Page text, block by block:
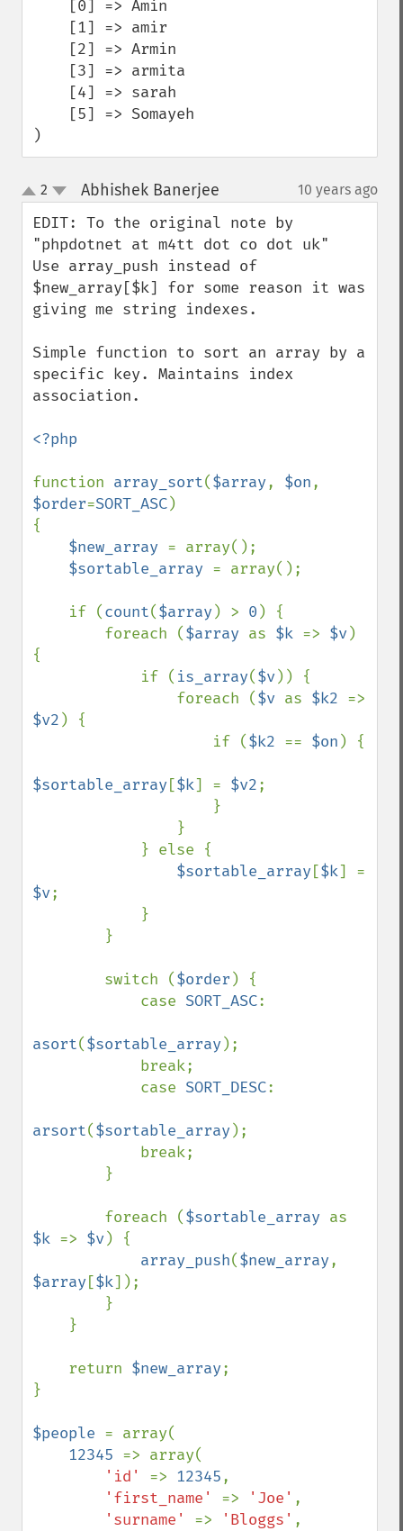
)
up
down
2 Abhishek Banerjee 10 years ago
EDIT: To the original note by
"phpdotnet at m4tt dot co dot uk"
Use array_push instead of
$new_array[$k] for some reason it was
giving me string indexes.
Simple function to sort an array by a
specific key. Maintains index
association.
<?php
function array_sort($array, $on
$order=SORT_ASC)
{
$new_array = array();
$sortable_array = array();
    if (
count($array ) > 0 ) {
        foreach (
$array as $k => $v)
{
            if (
is_array($v)) {
                foreach (
$v as $k2
$v2 ) {
                    if (
$k2 == $on ) {
$sortable_array [$k] = $v2;
$sortable_array [$k
$v;
        switch (
$order ) {
            case
SORT_ASC:
asort($sortable_array );
            case
SORT_DESC:
arsort($sortable_array );
        foreach (
$sortable_array
$k => $v) {
array_push($new_array
$array [$k]);
    return
$new_array;
}
$people = array(
12345 => array(
'id' => 12345,
'first_name' => 'Joe' ,
'surname' => 'Bloggs' ,